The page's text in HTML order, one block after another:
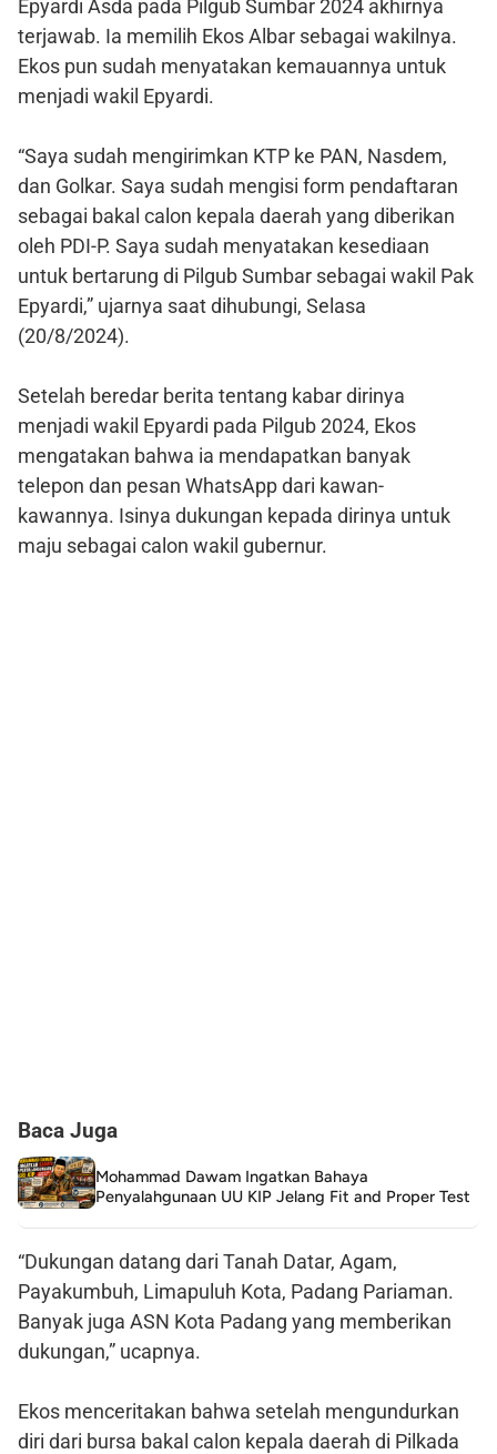
Epyardi Asda pada Pilgub Sumbar 2024 akhirnya
terjawab. Ia memilih Ekos Albar sebagai wakilnya.
Ekos pun sudah menyatakan kemauannya untuk
menjadi wakil Epyardi.
“Saya sudah mengirimkan KTP ke PAN, Nasdem,
dan Golkar. Saya sudah mengisi form pendaftaran
sebagai bakal calon kepala daerah yang diberikan
oleh PDI-P. Saya sudah menyatakan kesediaan
untuk bertarung di Pilgub Sumbar sebagai wakil Pak
Epyardi,” ujarnya saat dihubungi, Selasa
(20/8/2024).
Setelah beredar berita tentang kabar dirinya
menjadi wakil Epyardi pada Pilgub 2024, Ekos
mengatakan bahwa ia mendapatkan banyak
telepon dan pesan WhatsApp dari kawan-
kawannya. Isinya dukungan kepada dirinya untuk
maju sebagai calon wakil gubernur.
Baca Juga
Mohammad Dawam Ingatkan Bahaya
Penyalahgunaan UU KIP Jelang Fit and Proper Test
“Dukungan datang dari Tanah Datar, Agam,
Payakumbuh, Limapuluh Kota, Padang Pariaman.
Banyak juga ASN Kota Padang yang memberikan
dukungan,” ucapnya.
Ekos menceritakan bahwa setelah mengundurkan
diri dari bursa bakal calon kepala daerah di Pilkada